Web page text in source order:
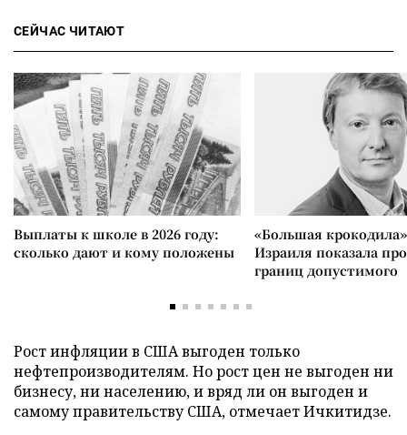
СЕЙЧАС ЧИТАЮТ
Выплаты к школе в 2026 году:
сколько дают и кому положены
«Большая
Израиля показала
границ допустимого
Рост инфляции в США выгоден только
нефтепроизводителям. Но рост цен не выгоден ни
бизнесу, ни населению, и вряд ли он выгоден и
самому правительству США, отмечает Ичкитидзе.